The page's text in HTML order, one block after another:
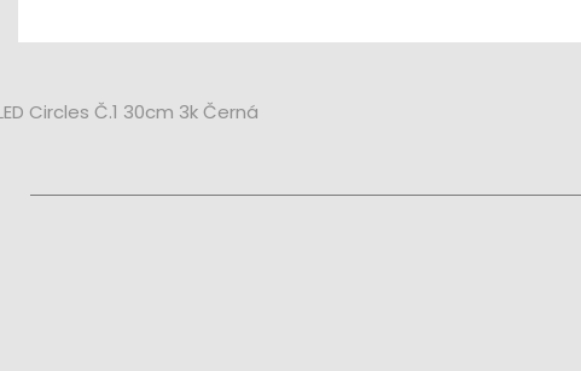
Circles Č.1 30cm 3k Černá